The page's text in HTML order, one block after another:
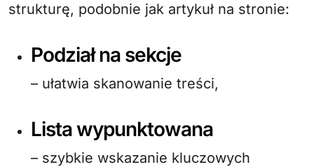
strukturę, podobnie jak artykuł na stronie:
Podział na sekcje
– ułatwia skanowanie treści,
Lista wypunktowana
– szybkie wskazanie kluczowych